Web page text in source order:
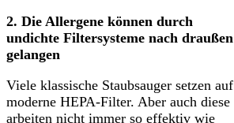
2. Die Allergene können durch
undichte Filtersysteme nach draußen
gelangen
Viele klassische Staubsauger setzen auf
moderne HEPA-Filter. Aber auch diese
arbeiten nicht immer so effektiv wie